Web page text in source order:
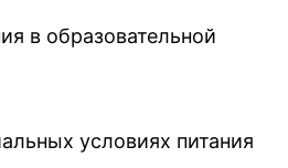
в образовательной
условиях питания